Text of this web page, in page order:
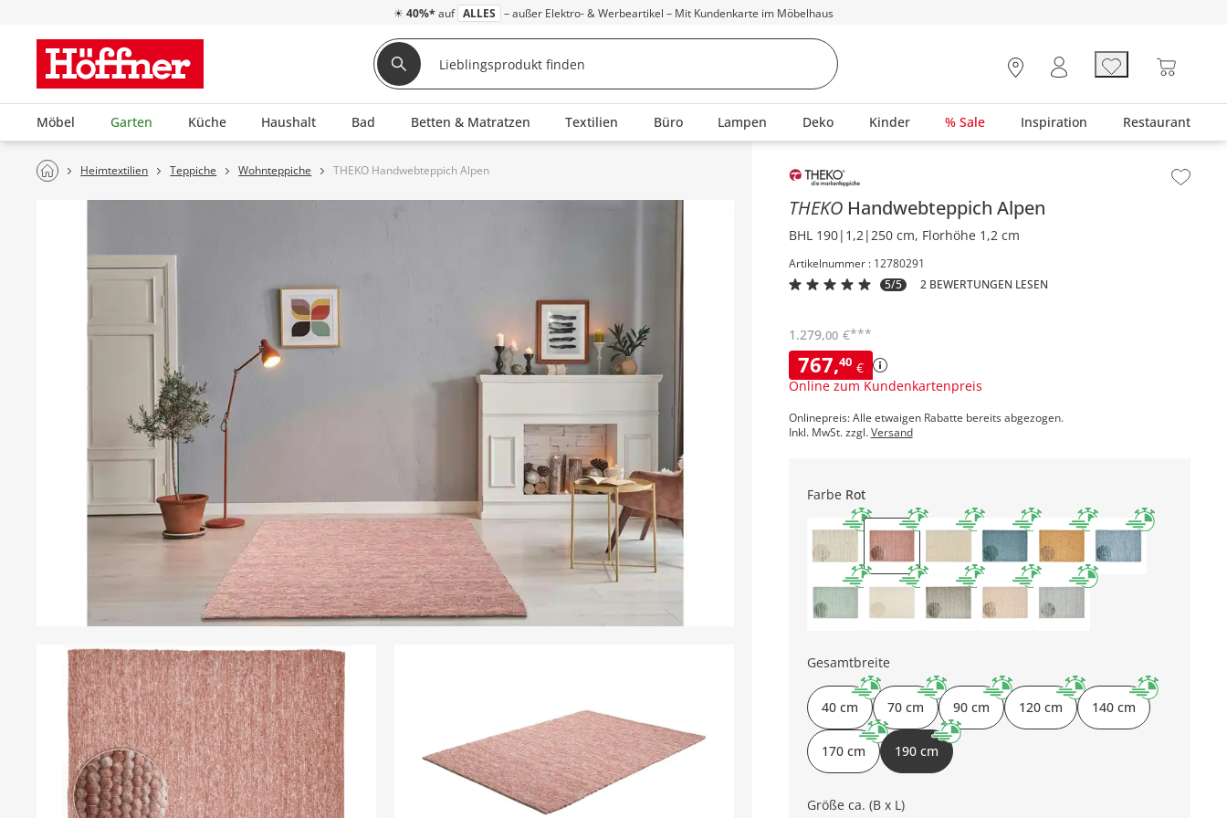
☀ 40%* auf ALLES – außer Elektro- & Werbeartikel – Mit Kundenkarte im Möbelhaus
Möbel Garten Küche Haushalt Bad Betten & Matratzen Textilien Büro Lampen Deko Kinder % Sale Inspiration Restaurant
Heimtextilien Teppiche Wohnteppiche THEKO Handwebteppich Alpen Inhalt der Seitenleiste überspringen - Zum Seitenende
THEKO Handwebteppich Alpen
BHL 190|1,2|250 cm, Florhöhe 1,2 cm
Artikelnummer : 12780291
5/5
2 BEWERTUNGEN LESEN
767,40 €
Online zum Kundenkartenpreis
1.279,00 €***
Onlinepreis: Alle etwaigen Rabatte bereits abgezogen.
Inkl. MwSt. zzgl.Versand
Farbe Rot
Gesamtbreite
40 cm 70 cm 90 cm 120 cm 140 cm
170 cm 190 cm
Größe ca. (B x L)